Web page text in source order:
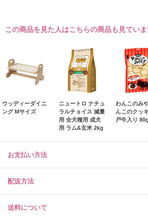
この商品を見た人はこちらの商品も見てい
ウッディーダイニ
ング Mサイズ
ニュートロ ナチュ
ラルチョイス 減量
用 全犬種用 成犬
用 ラム&玄米 2kg
わんこのみ
んこのクッ
戸牛入り 80g
お支払い方法
配送方法
送料について